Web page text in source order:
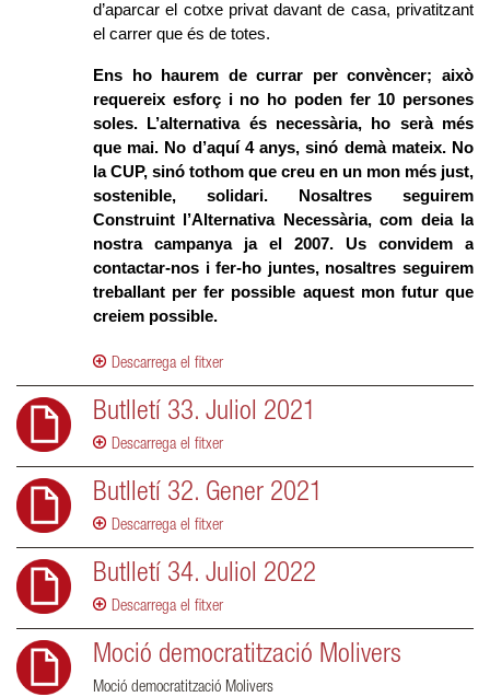
d’aparcar el cotxe privat davant de casa, privatitzant
el carrer que és de totes.
Ens ho haurem de currar per convèncer; això
requereix esforç i no ho poden fer 10 persones
soles. L’alternativa és necessària, ho serà més
que mai. No d’aquí 4 anys, sinó demà mateix. No
la CUP, sinó tothom que creu en un mon més just,
sostenible, solidari. Nosaltres seguirem
Construint l’Alternativa Necessària, com deia la
nostra campanya ja el 2007. Us convidem a
contactar-nos i fer-ho juntes, nosaltres seguirem
treballant per fer possible aquest mon futur que
creiem possible.
Descarrega el fitxer
Butlletí 33. Juliol 2021
Descarrega el fitxer
Butlletí 32. Gener 2021
Descarrega el fitxer
Butlletí 34. Juliol 2022
Descarrega el fitxer
Moció democratització Molivers
Moció democratització Molivers